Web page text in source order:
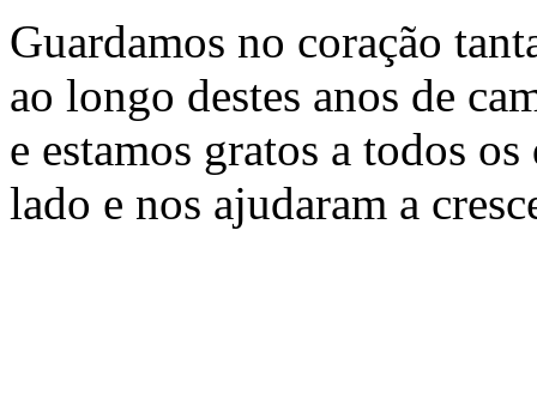
Guardamos no coração
ao longo destes anos de
e estamos gratos a todos
lado e nos ajudaram a